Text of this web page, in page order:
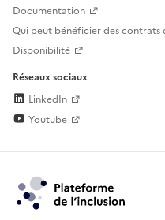
Documentation
Qui peut bénéficier des contrats
Disponibilité
Réseaux sociaux
LinkedIn
Youtube